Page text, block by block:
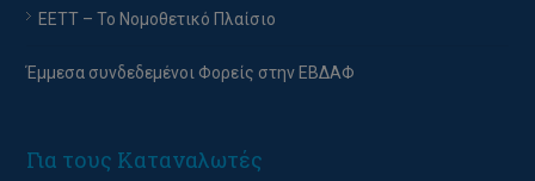
EETT – Το Νομοθετικό Πλαίσιο
Έμμεσα συνδεδεμένοι Φορείς στην ΕΒΔΑΦ
Για τους Καταναλωτές